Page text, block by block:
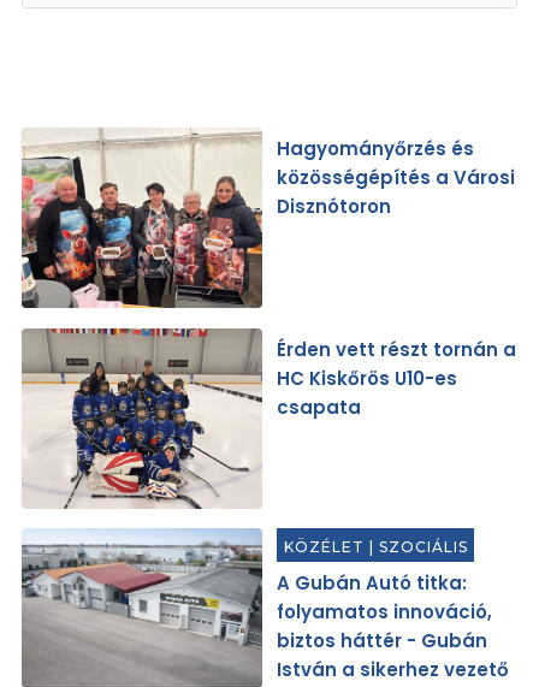
Hagyományőrzés és
közösségépítés a Városi
Disznótoron
Érden vett részt tornán a
HC Kiskőrös U10-es
csapata
KÖZÉLET SZOCIÁLIS
A Gubán Autó titka:
folyamatos innováció,
biztos háttér - Gubán
István a sikerhez vezető